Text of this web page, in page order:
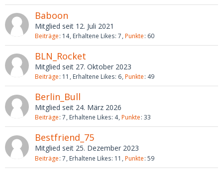
Baboon
Mitglied seit 12. Juli 2021
Beiträge 14 Erhaltene Likes 7 Punkte 60
BLN_Rocket
Mitglied seit 27. Oktober 2023
Beiträge 11 Erhaltene Likes 6 Punkte 49
Berlin_Bull
Mitglied seit 24. März 2026
Beiträge 7 Erhaltene Likes 4 Punkte 33
Bestfriend_75
Mitglied seit 25. Dezember 2023
Beiträge 7 Erhaltene Likes 11 Punkte 59